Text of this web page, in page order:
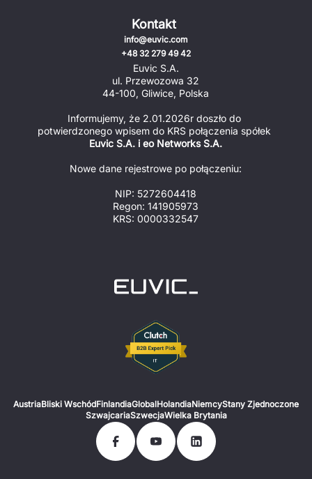
Kontakt
info@euvic.com
+48 32 279 49 42
Euvic S.A.
ul. Przewozowa 32
44-100, Gliwice, Polska
Informujemy, że 2.01.2026r doszło do
Euvic S.A. i eo Networks S.A.
Nowe dane rejestrowe po połączeniu:
NIP: 5272604418
Regon: 141905973
KRS: 0000332547
AustriaBliski WschódFinlandiaGlobalHolandiaNiemcyStany Zjednoczone
SzwajcariaSzwecjaWielka Brytania